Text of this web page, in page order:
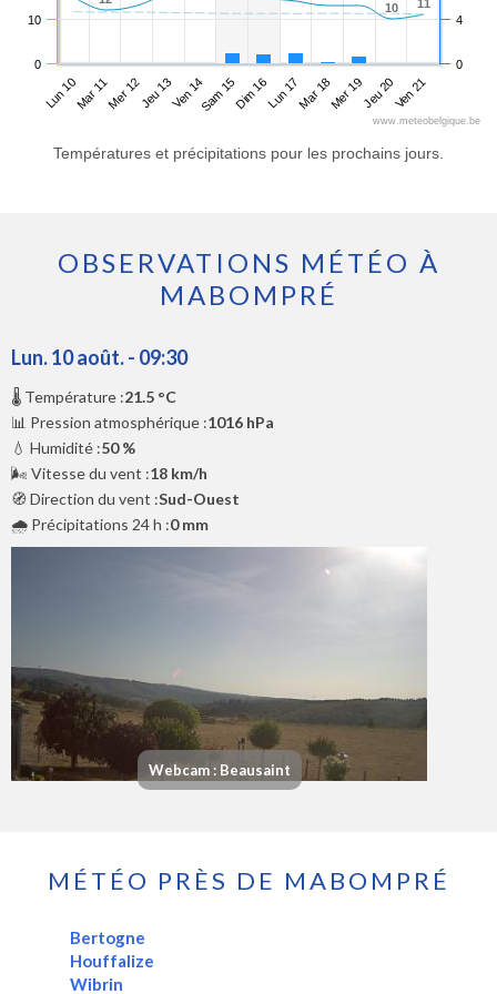
10
10 11
11
Lun 10Mar 11Mer 12Jeu 13Ven 14Sam 15Dim 16Lun 17Mar 18Mer 19Jeu 20Ven 21
0
10
0
4
www.meteobelgique.be
Températures et précipitations pour les prochains jours.
OBSERVATIONS MÉTÉO À
MABOMPRÉ
Lun. 10 août. - 09:30
🌡️ Température :21.5 °C
📊 Pression atmosphérique :1016 hPa
💧 Humidité :50 %
🌬️ Vitesse du vent :18 km/h
🧭 Direction du vent :Sud-Ouest
🌧️ Précipitations 24 h :0 mm
Webcam : Beausaint
MÉTÉO PRÈS DE MABOMPRÉ
Bertogne
Houffalize
Wibrin